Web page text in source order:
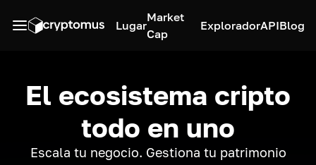
Lugar
Market
Cap
ExploradorAPIBlog
El ecosistema cripto
todo en uno
Escala tu negocio. Gestiona tu patrimonio